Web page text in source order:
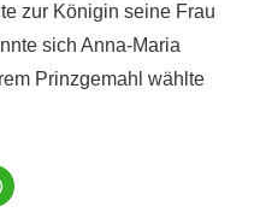
zur Köni­gin seine Frau
sich Anna-Maria
Prinzgemahl wählte